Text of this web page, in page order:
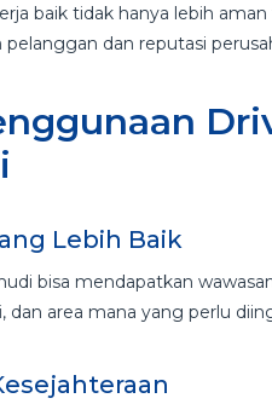
baik tidak hanya lebih
dan reputasi
Lebih Baik
bisa mendapatkan
dan area mana yang perlu